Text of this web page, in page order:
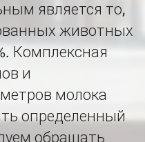
является то,
животных
Комплексная
и
молока
определенный
обращать